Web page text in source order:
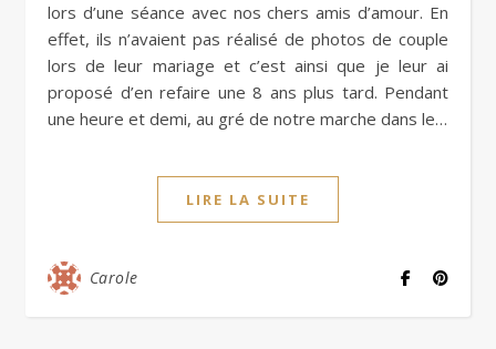
lors d’une séance avec nos chers amis d’amour. En
effet, ils n’avaient pas réalisé de photos de couple
lors de leur mariage et c’est ainsi que je leur ai
proposé d’en refaire une 8 ans plus tard. Pendant
une heure et demi, au gré de notre marche dans le…
LIRE LA SUITE
Carole